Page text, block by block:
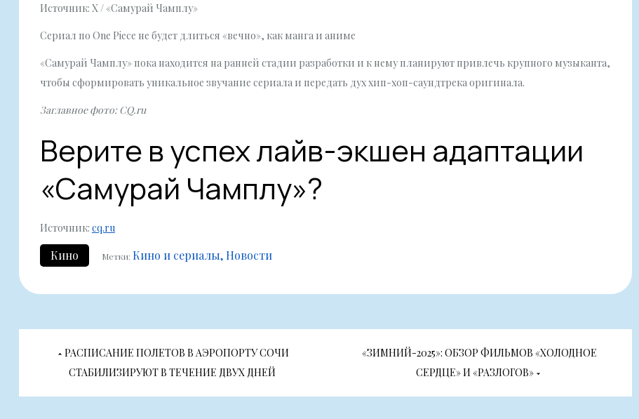
Источник: X / «Самурай Чамплу»
Сериал по One Piece не будет длиться «вечно», как манга и аниме
«Самурай Чамплу» пока находится на ранней стадии разработки и к нему планируют привлечь крупного музыканта,
чтобы сформировать уникальное звучание сериала и передать дух хип-хоп-саундтрека оригинала.
Заглавное фото: CQ.ru
Верите в успех лайв-экшен адаптации
«Самурай Чамплу»?
Источник: cq.ru
Кино Метки: Кино и сериалы Новости
Навигация
по
РАСПИСАНИЕ ПОЛЕТОВ В АЭРОПОРТУ СОЧИ
СТАБИЛИЗИРУЮТ В ТЕЧЕНИЕ ДВУХ ДНЕЙ
«ЗИМНИЙ-2025»: ОБЗОР ФИЛЬМОВ «ХОЛОДНОЕ
СЕРДЦЕ» И «РАЗЛОГОВ»